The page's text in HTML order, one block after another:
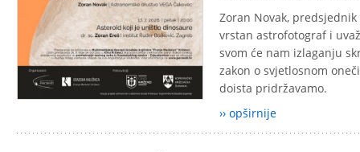
Zoran Novak, predsjednik
vrstan astrofotograf i
svom će nam izlaganju
zakon o svjetlosnom
doista pridržavamo.
›› opširnije